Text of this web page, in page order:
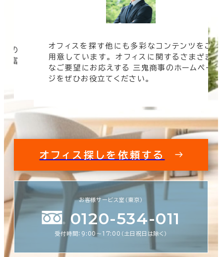
の
豊富
オフィスを探す他にも多彩なコンテンツをご
用意しています。 オフィスに関するさまざま
なご要望にお応えする 三鬼商事のホームペー
ジをぜひお役立てください。
オフィス探しを依頼する
お客様サービス室（東京）
0120-534-011
受付時間：9:00〜17:00（土日祝日は除く）